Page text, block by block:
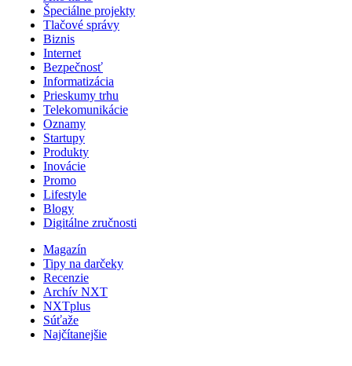
Špeciálne projekty
Tlačové správy
Biznis
Internet
Bezpečnosť
Informatizácia
Prieskumy trhu
Telekomunikácie
Oznamy
Startupy
Produkty
Inovácie
Promo
Lifestyle
Blogy
Digitálne zručnosti
Magazín
Tipy na darčeky
Recenzie
Archív NXT
NXTplus
Súťaže
Najčítanejšie